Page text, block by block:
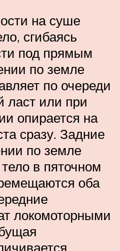
на суше
сгибаясь
под прямым
по земле
по очереди
ласт или при
опирается на
сразу. Задние
по земле
в пяточном
оба
локомоторными